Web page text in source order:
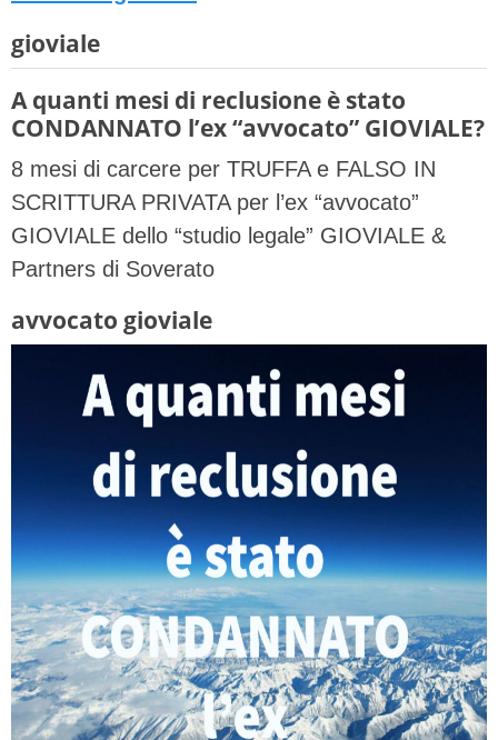
gioviale
A quanti mesi di reclusione è stato
CONDANNATO l’ex “avvocato” GIOVIALE?
8 mesi di carcere per TRUFFA e FALSO IN
SCRITTURA PRIVATA per l’ex “avvocato”
GIOVIALE dello “studio legale” GIOVIALE &
Partners di Soverato
avvocato gioviale